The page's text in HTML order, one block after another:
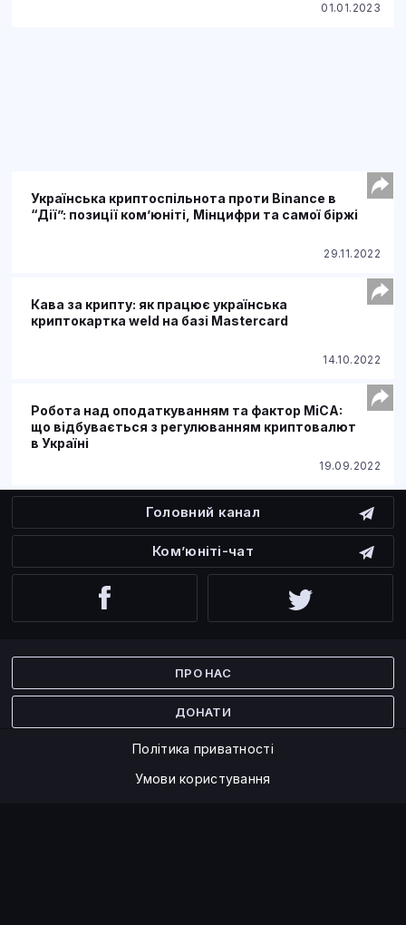
01.01.2023
Українська криптоспільнота проти Binance в
“Дії”: позиції ком’юніті, Мінцифри та самої біржі
29.11.2022
Кава за крипту: як працює українська
криптокартка weld на базі Mastercard
14.10.2022
Робота над оподаткуванням та фактор MiCA:
що відбувається з регулюванням криптовалют
в Україні
19.09.2022
Головний канал
Ком’юніті-чат
ПРО НАС
ДОНАТИ
Політика приватності
Умови користування